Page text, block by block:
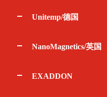
Unitemp/德国
NanoMagnetics/英国
EXADDON